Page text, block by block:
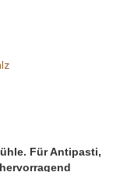
Für Antipasti,